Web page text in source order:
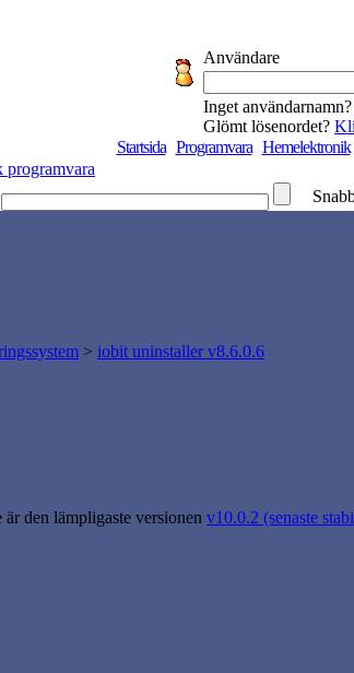
Användare
Inget användarnamn?
Glömt lösenordet?
Startsida Programvara Hemelektronik
programvara
> iobit uninstaller v8.6.0.6
den lämpligaste versionen v10.0.2 (senaste